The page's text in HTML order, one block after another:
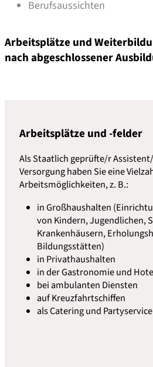
Berufsaussichten
Arbeitsplätze und
nach abgeschlossener
Arbeitsplätze und -felder
Als Staatlich geprüfte/r
Versorgung haben Sie eine
Arbeitsmöglichkeiten, z. B.:
in Großhaushalten
von Kindern, Jugendlichen,
Krankenhäusern,
Bildungsstätten)
in Privathaushalten
in der Gastronomie und
bei ambulanten Diensten
auf Kreuzfahrtschiffen
als Catering und Partyservice